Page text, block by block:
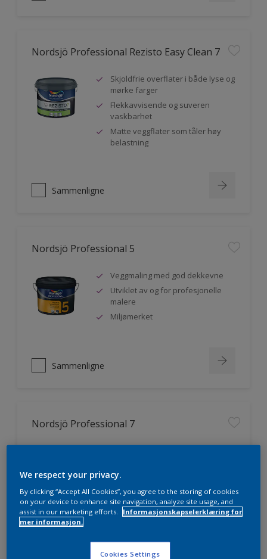
Nordsjö Professional Rezisto Easy Clean 7
Skjoldfrie overflater i både lyse og
mørke farger
Flekkavvisende og suveren
vaskbarhet
Matte veggflater som tåler høy
belastning
Sammenligne
Nordsjö Professional 5
Veggmaling med god dekkevne
Utviklet av og for profesjonelle
malere
Miljømerket
Sammenligne
Nordsjö Professional 7
Jevnere og finere finish, også i
mørke farger
Sammenligne
We respect your privacy.
By clicking “Accept All Cookies”, you agree to the storing of cookies
on your device to enhance site navigation, analyze site usage, and
assist in our marketing efforts.
Informasjonskapselerklæring for
mer informasjon.
Cookies Settings